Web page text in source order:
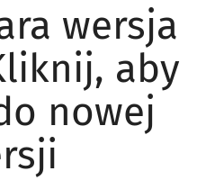
wersja
aby
nowej